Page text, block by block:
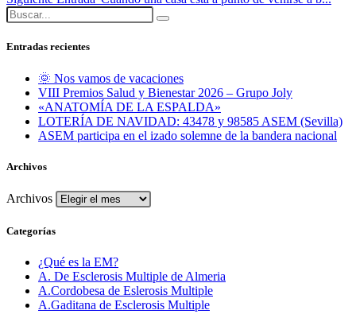
Entradas recientes
🌞 Nos vamos de vacaciones
VIII Premios Salud y Bienestar 2026 – Grupo Joly
«ANATOMÍA DE LA ESPALDA»
LOTERÍA DE NAVIDAD: 43478 y 98585 ASEM (Sevilla)
ASEM participa en el izado solemne de la bandera nacional
Archivos
Archivos
Categorías
¿Qué es la EM?
A. De Esclerosis Multiple de Almeria
A.Cordobesa de Eslerosis Multiple
A.Gaditana de Esclerosis Multiple